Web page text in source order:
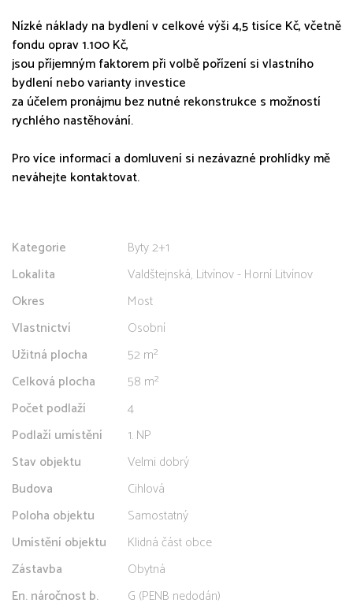
Nízké náklady na bydlení v celkové výši 4,5 tisíce Kč, včetně
fondu oprav 1.100 Kč,
jsou příjemným faktorem při volbě pořízení si vlastního
bydlení nebo varianty investice
za účelem pronájmu bez nutné rekonstrukce s možností
rychlého nastěhování.
Pro více informací a domluvení si nezávazné prohlídky mě
neváhejte kontaktovat.
Kategorie
Byty 2+1
Lokalita
Valdštejnská, Litvínov - Horní Litvínov
Okres
Most
Vlastnictví
Osobní
Užitná plocha
52 m²
Celková plocha
58 m²
Počet podlaží
4
Podlaží umístění
1. NP
Stav objektu
Velmi dobrý
Budova
Cihlová
Poloha objektu
Samostatný
Umístění objektu
Klidná část obce
Zástavba
Obytná
En. náročnost b.
G (PENB nedodán)